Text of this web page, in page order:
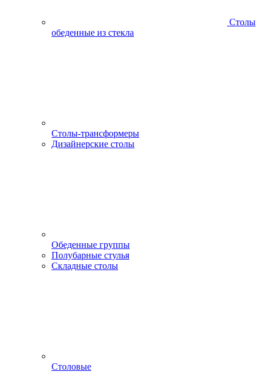
Столы
обеденные из стекла
Столы-трансформеры
Дизайнерские столы
Обеденные группы
Полубарные стулья
Складные столы
Столовые